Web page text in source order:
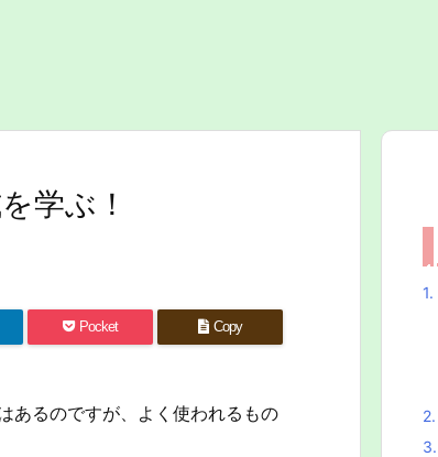
学ぶ！
Pocket Copy
あるのですが、よく使われるもの
1.
2.
3.